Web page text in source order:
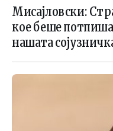
Мисајловски:
кое беше
нашата